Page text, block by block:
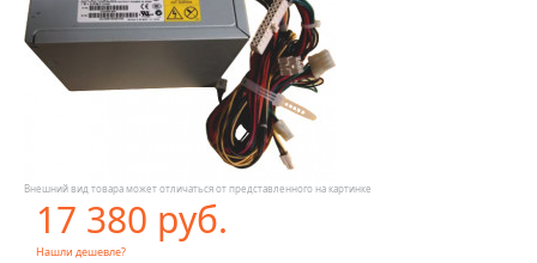
Внешний вид товара может отличаться от представленного на картинке
17 380 руб.
Нашли дешевле?